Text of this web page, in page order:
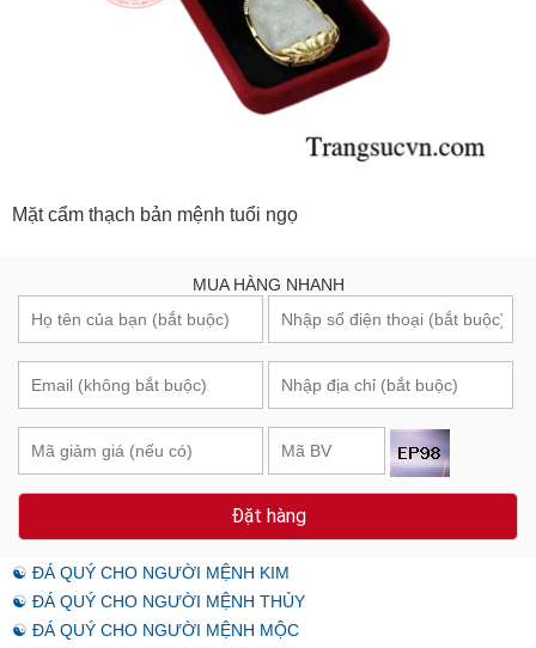
Mặt cẩm thạch bản mệnh tuổi ngọ
MUA HÀNG NHANH
Đặt hàng
☯ ĐÁ QUÝ CHO NGƯỜI MỆNH KIM
☯ ĐÁ QUÝ CHO NGƯỜI MỆNH THỦY
☯ ĐÁ QUÝ CHO NGƯỜI MỆNH MỘC